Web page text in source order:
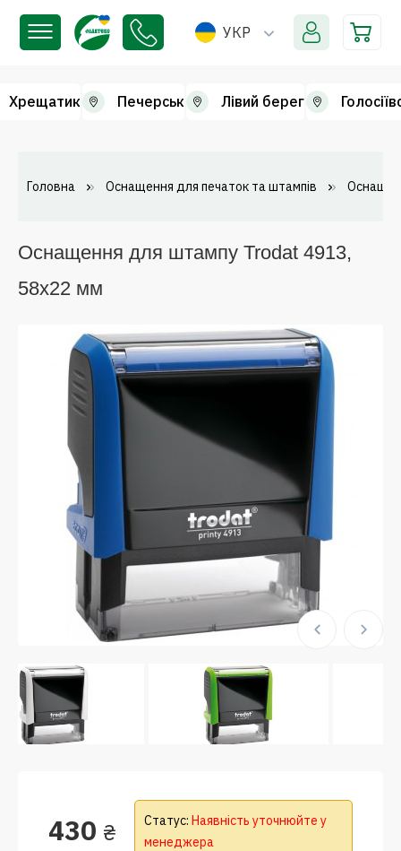
УКР
Хрещатик Печерськ Лівий берег
Головна Оснащення для печаток та штампів
Оснащення для штампу Trodat 4913,
58х22 мм
430 ₴ Статус: Наявність уточнюйте у
менеджера